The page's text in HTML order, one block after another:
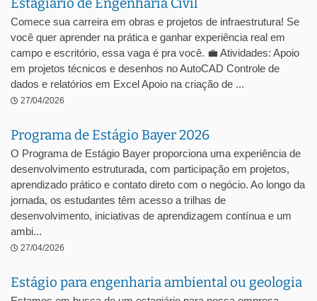
Comece sua carreira em obras e projetos de infraestrutura! Se
você quer aprender na prática e ganhar experiência real em
campo e escritório, essa vaga é pra você. 💼 Atividades: Apoio
em projetos técnicos e desenhos no AutoCAD Controle de
dados e relatórios em Excel Apoio na criação de ...
27/04/2026
Programa de Estágio Bayer 2026
O Programa de Estágio Bayer proporciona uma experiência de
desenvolvimento estruturada, com participação em projetos,
aprendizado prático e contato direto com o negócio. Ao longo da
jornada, os estudantes têm acesso a trilhas de
desenvolvimento, iniciativas de aprendizagem contínua e um
ambi...
27/04/2026
Estágio para engenharia ambiental ou geologia